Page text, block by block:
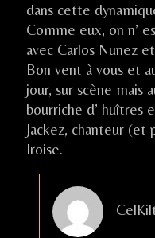
dans cette
Comme eux, on n’
avec Carlos Nunez
Bon vent à vous et
jour, sur scène mais
bourriche d’ huîtres
Jackez, chanteur (et
Iroise.